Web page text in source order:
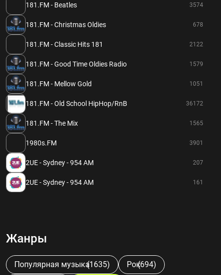
181.FM - Beatles 3574
181.FM - Christmas Oldies 678
181.FM - Classic Hits 181 2122
181.FM - Good Time Oldies Radio 1579
181.FM - Mellow Gold 1051
181.FM - Old School HipHop/RnB 36172
181.FM - The Mix 1565
1980s.FM 3901
2UE - Sydney - 954 AM 207
2UE - Sydney - 954 AM 161
Жанры
Популярная музыка(1635) Рок(694)